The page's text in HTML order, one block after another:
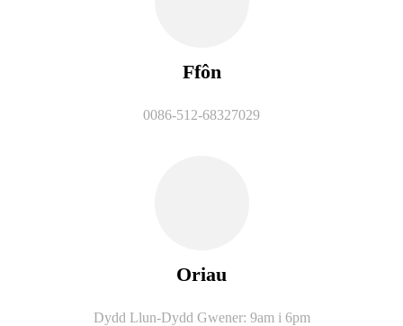
Ffôn
0086-512-68327029
Oriau
Dydd Llun-Dydd Gwener: 9am i 6pm